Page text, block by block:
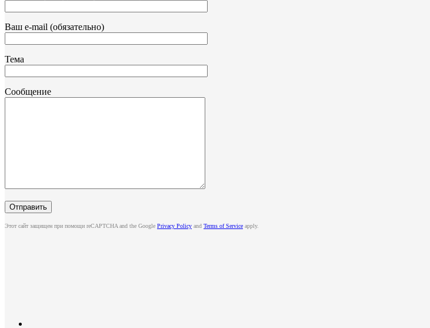
Ваш e-mail (обязательно)
Тема
Сообщение
Этот сайт защищен при помощи reCAPTCHA and the Google Privacy Policy and Terms of Service apply.